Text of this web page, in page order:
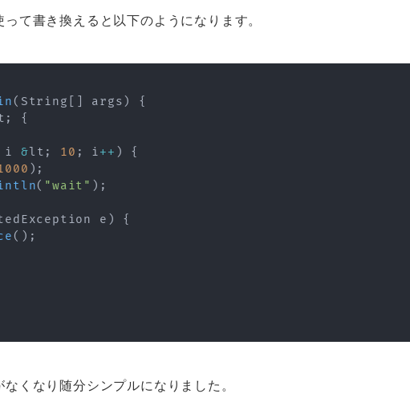
て書き換えると以下のようになります。
( String args )
{
;
{
i &lt ; 10 ; i++ )
{
) ;
( "wait" ) ;
e )
{
( ) ;
くなり随分シンプルになりました。